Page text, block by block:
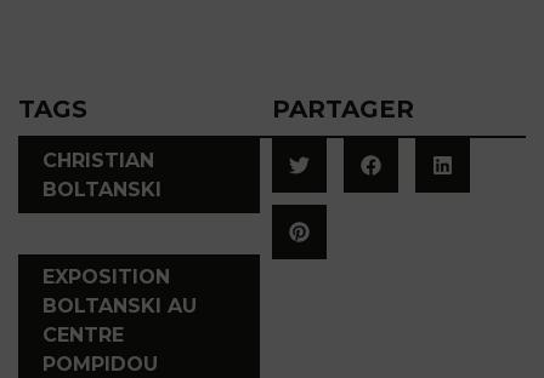
TAGS
CHRISTIAN
BOLTANSKI
EXPOSITION
BOLTANSKI AU
CENTRE
POMPIDOU
PARTAGER